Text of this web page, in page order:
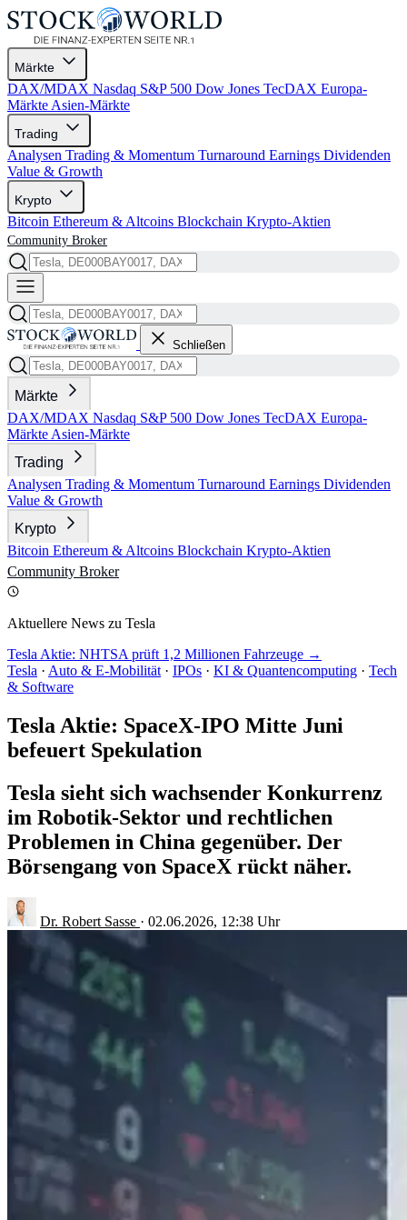
Märkte
DAX/MDAX Nasdaq S&P 500 Dow Jones TecDAX Europa-
Märkte Asien-Märkte
Trading
Analysen Trading & Momentum Turnaround Earnings Dividenden
Value & Growth
Krypto
Bitcoin Ethereum & Altcoins Blockchain Krypto-Aktien
Community Broker
Schließen
Märkte
DAX/MDAX Nasdaq S&P 500 Dow Jones TecDAX Europa-
Märkte Asien-Märkte
Trading
Analysen Trading & Momentum Turnaround Earnings Dividenden
Value & Growth
Krypto
Bitcoin Ethereum & Altcoins Blockchain Krypto-Aktien
Community Broker
Aktuellere News zu Tesla
Tesla Aktie: NHTSA prüft 1,2 Millionen Fahrzeuge →
Tesla · Auto & E-Mobilität · IPOs · KI & Quantencomputing · Tech
& Software
Tesla Aktie: SpaceX-IPO Mitte Juni
befeuert Spekulation
Tesla sieht sich wachsender Konkurrenz
im Robotik-Sektor und rechtlichen
Problemen in China gegenüber. Der
Börsengang von SpaceX rückt näher.
Dr. Robert Sasse · 02.06.2026, 12:38 Uhr